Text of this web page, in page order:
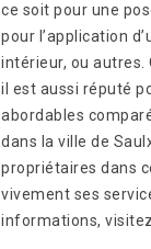
ce soit pour une
pour l’application
intérieur, ou autres.
il est aussi réputé
abordables
dans la ville de
propriétaires dans
vivement ses
informations,